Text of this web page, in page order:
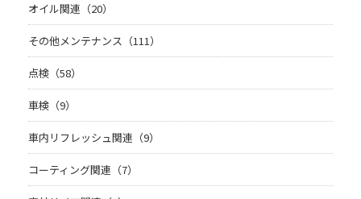
オイル関連（20）
その他メンテナンス（111）
点検（58）
車検（9）
車内リフレッシュ関連（9）
コーティング関連（7）